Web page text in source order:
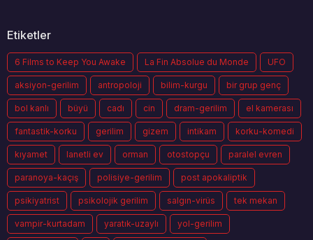
Etiketler
6 Films to Keep You Awake La Fin Absolue du Monde UFO
aksiyon-gerilim antropoloji bilim-kurgu bir grup genç
bol kanlı büyü cadı cin dram-gerilim el kamerası
fantastik-korku gerilim gizem intikam korku-komedi
kıyamet lanetli ev orman otostopçu paralel evren
paranoya-kaçış polisiye-gerilim post apokaliptik
psikiyatrist psikolojik gerilim salgın-virüs tek mekan
vampir-kurtadam yaratık-uzaylı yol-gerilim